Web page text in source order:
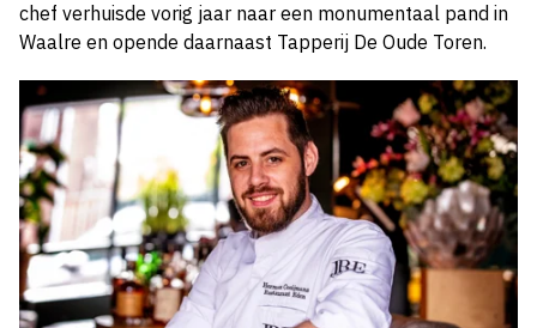
chef verhuisde vorig jaar naar een monumentaal pand in
Waalre en opende daarnaast Tapperij De Oude Toren.